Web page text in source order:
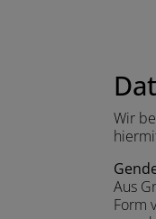
Wir
Aus
Form